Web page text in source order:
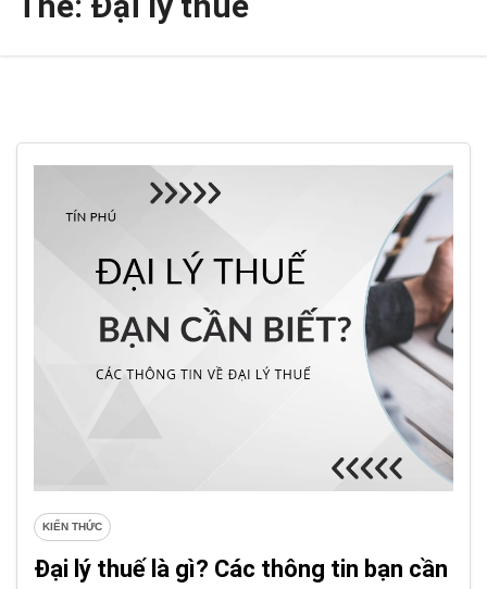
KIẾN THỨC
Đại lý thuế là gì? Các thông tin bạn cần